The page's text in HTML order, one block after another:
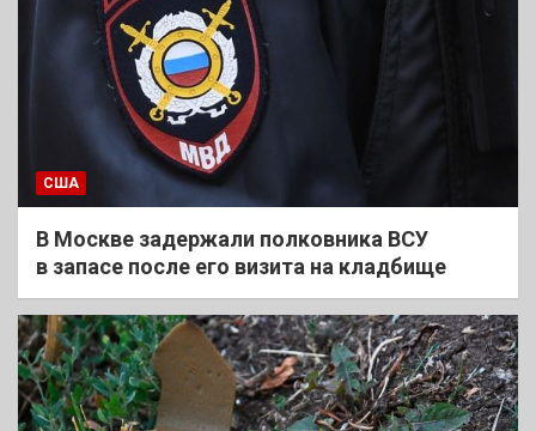
США
В Москве задержали полковника ВСУ
в запасе после его визита на кладбище